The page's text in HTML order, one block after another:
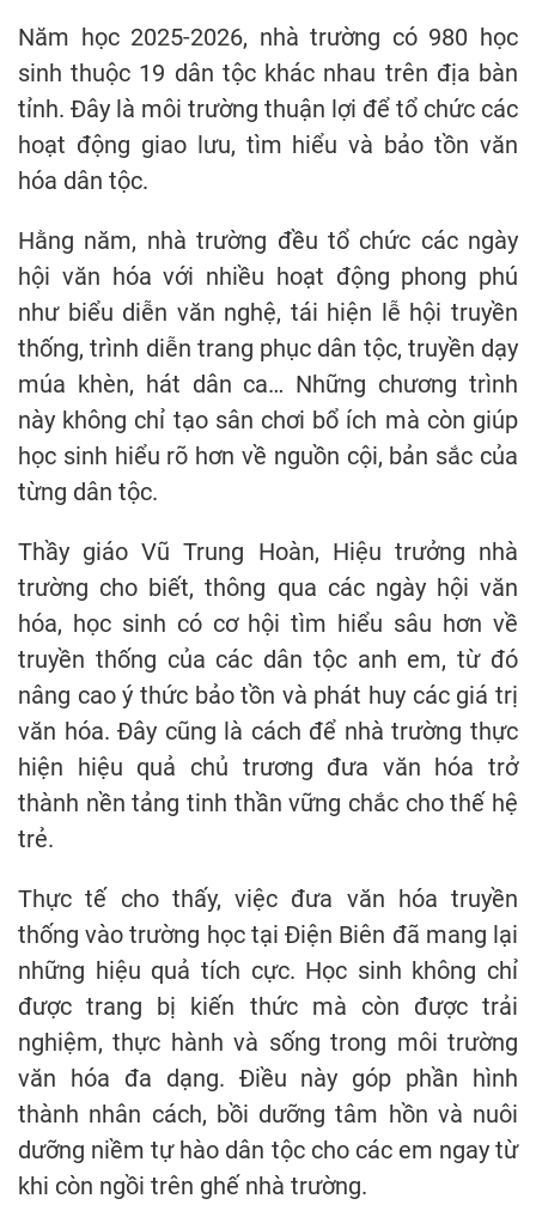
Năm học 2025-2026, nhà trường có 980 học
sinh thuộc 19 dân tộc khác nhau trên địa bàn
tỉnh. Đây là môi trường thuận lợi để tổ chức các
hoạt động giao lưu, tìm hiểu và bảo tồn văn
hóa dân tộc.
Hằng năm, nhà trường đều tổ chức các ngày
hội văn hóa với nhiều hoạt động phong phú
như biểu diễn văn nghệ, tái hiện lễ hội truyền
thống, trình diễn trang phục dân tộc, truyền dạy
múa khèn, hát dân ca… Những chương trình
này không chỉ tạo sân chơi bổ ích mà còn giúp
học sinh hiểu rõ hơn về nguồn cội, bản sắc của
từng dân tộc.
Thầy giáo Vũ Trung Hoàn, Hiệu trưởng nhà
trường cho biết, thông qua các ngày hội văn
hóa, học sinh có cơ hội tìm hiểu sâu hơn về
truyền thống của các dân tộc anh em, từ đó
nâng cao ý thức bảo tồn và phát huy các giá trị
văn hóa. Đây cũng là cách để nhà trường thực
hiện hiệu quả chủ trương đưa văn hóa trở
thành nền tảng tinh thần vững chắc cho thế hệ
trẻ.
Thực tế cho thấy, việc đưa văn hóa truyền
thống vào trường học tại Điện Biên đã mang lại
những hiệu quả tích cực. Học sinh không chỉ
được trang bị kiến thức mà còn được trải
nghiệm, thực hành và sống trong môi trường
văn hóa đa dạng. Điều này góp phần hình
thành nhân cách, bồi dưỡng tâm hồn và nuôi
dưỡng niềm tự hào dân tộc cho các em ngay từ
khi còn ngồi trên ghế nhà trường.